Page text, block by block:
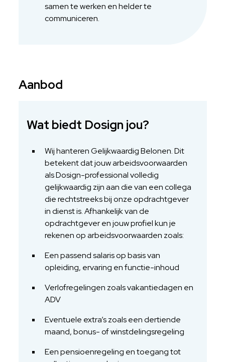
samen te werken en helder te
communiceren.
Aanbod
Wat biedt Dosign jou?
Wij hanteren Gelijkwaardig Belonen. Dit
betekent dat jouw arbeidsvoorwaarden
als Dosign-professional volledig
gelijkwaardig zijn aan die van een collega
die rechtstreeks bij onze opdrachtgever
in dienst is. Afhankelijk van de
opdrachtgever en jouw profiel kun je
rekenen op arbeidsvoorwaarden zoals:
Een passend salaris op basis van
opleiding, ervaring en functie-inhoud
Verlofregelingen zoals vakantiedagen en
ADV
Eventuele extra’s zoals een dertiende
maand, bonus- of winstdelingsregeling
Een pensioenregeling en toegang tot